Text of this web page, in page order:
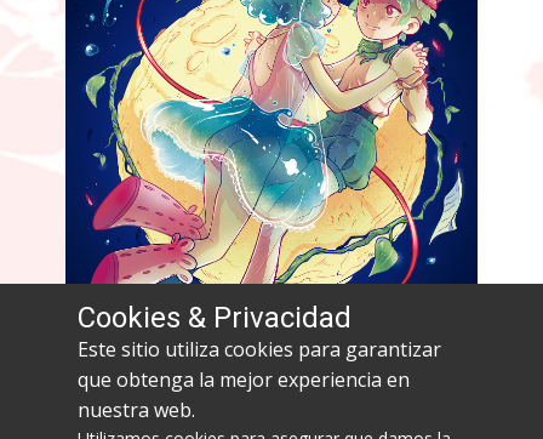
Cookies & Privacidad
Este sitio utiliza cookies para garantizar
que obtenga la mejor experiencia en
nuestra web.